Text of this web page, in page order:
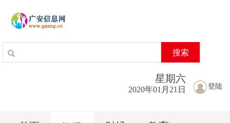
搜索
登陆
星期六
2020年01月21日